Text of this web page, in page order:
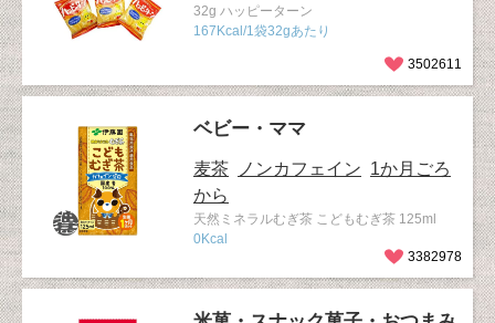
32g ハッピーターン
167Kcal/1袋32gあたり
3502611
ベビー・ママ
麦茶 ノンカフェイン 1か月ごろ
から
天然ミネラルむぎ茶 こどもむぎ茶 125ml
0Kcal
3382978